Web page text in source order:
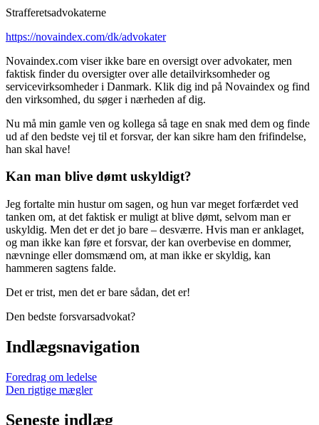
Strafferetsadvokaterne
https://novaindex.com/dk/advokater
Novaindex.com viser ikke bare en oversigt over advokater, men
faktisk finder du oversigter over alle detailvirksomheder og
servicevirksomheder i Danmark. Klik dig ind på Novaindex og find
den virksomhed, du søger i nærheden af dig.
Nu må min gamle ven og kollega så tage en snak med dem og finde
ud af den bedste vej til et forsvar, der kan sikre ham den frifindelse,
han skal have!
Kan man blive dømt uskyldigt?
Jeg fortalte min hustur om sagen, og hun var meget forfærdet ved
tanken om, at det faktisk er muligt at blive dømt, selvom man er
uskyldig. Men det er det jo bare – desværre. Hvis man er anklaget,
og man ikke kan føre et forsvar, der kan overbevise en dommer,
nævninge eller domsmænd om, at man ikke er skyldig, kan
hammeren sagtens falde.
Det er trist, men det er bare sådan, det er!
Den bedste forsvarsadvokat?
Indlægsnavigation
Foredrag om ledelse
Den rigtige mægler
Seneste indlæg